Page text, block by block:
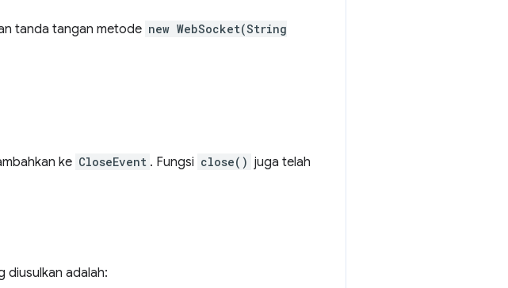
tanda tangan metode new WebSocket(String
ke CloseEvent . Fungsi close() juga telah
diusulkan adalah: